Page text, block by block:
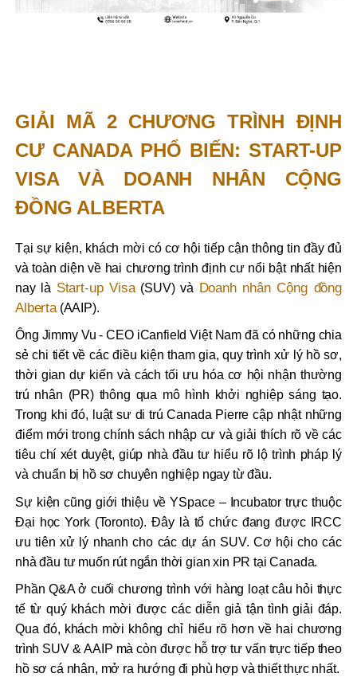
GIẢI MÃ 2 CHƯƠNG TRÌNH ĐỊNH
CƯ CANADA PHỔ BIẾN: START-UP
VISA VÀ DOANH NHÂN CỘNG
ĐỒNG ALBERTA
Tại sự kiện, khách mời có cơ hội tiếp cận thông tin đầy đủ
và toàn diện về hai chương trình định cư nổi bật nhất hiện
nay là Start-up Visa(SUV) và Doanh nhân Cộng đồng
Alberta(AAIP).
Ông Jimmy Vu - CEO iCanfield Việt Nam đã có những chia
sẻ chi tiết về các điều kiện tham gia, quy trình xử lý hồ sơ,
thời gian dự kiến và cách tối ưu hóa cơ hội nhận thường
trú nhân (PR) thông qua mô hình khởi nghiệp sáng tạo.
Trong khi đó, luật sư di trú Canada Pierre cập nhật những
điểm mới trong chính sách nhập cư và giải thích rõ về các
tiêu chí xét duyệt, giúp nhà đầu tư hiểu rõ lộ trình pháp lý
và chuẩn bị hồ sơ chuyên nghiệp ngay từ đầu.
Sự kiện cũng giới thiệu về YSpace – Incubator trực thuộc
Đại học York (Toronto). Đây là tổ chức đang được IRCC
ưu tiên xử lý nhanh cho các dự án SUV. Cơ hội cho các
nhà đầu tư muốn rút ngắn thời gian xin PR tại Canada.
Phần Q&A ở cuối chương trình với hàng loạt câu hỏi thực
tế từ quý khách mời được các diễn giả tận tình giải đáp.
Qua đó, khách mời không chỉ hiểu rõ hơn về hai chương
trình SUV & AAIP mà còn được hỗ trợ tư vấn trực tiếp theo
hồ sơ cá nhân, mở ra hướng đi phù hợp và thiết thực nhất.